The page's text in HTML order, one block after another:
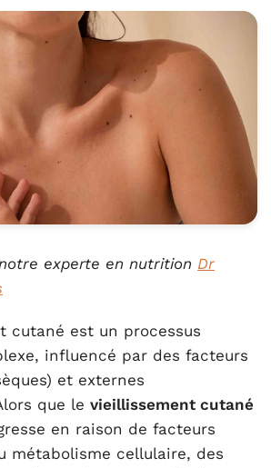
experte en nutrition Dr
cutané est un processus
influencé par des facteurs
et externes
que levieillissement cutané
en raison de facteurs
métabolisme cellulaire, des